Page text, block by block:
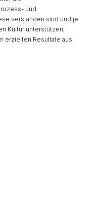
und
verstanden sind und je
Kultur unterstützen,
erzielten Resultate aus.